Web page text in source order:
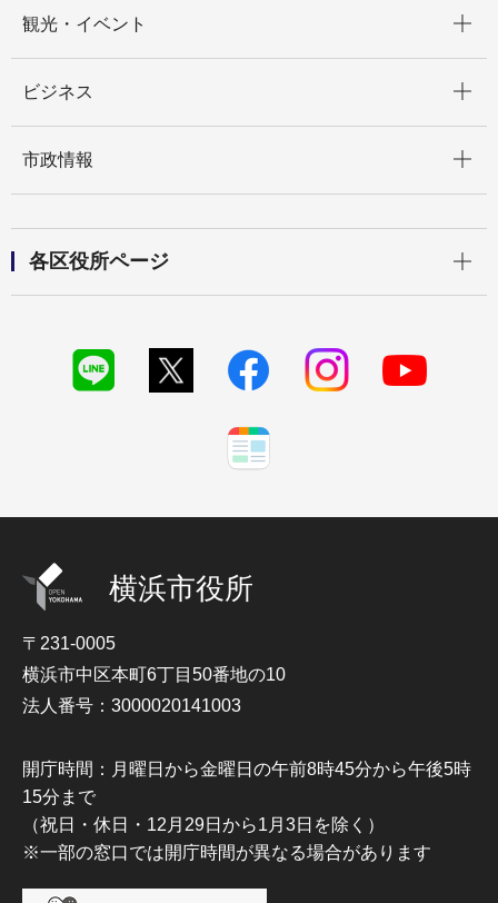
観光・イベント
ビジネス
市政情報
各区役所ページ
横浜市役所
〒231-0005
横浜市中区本町6丁目50番地の10
法人番号：3000020141003
開庁時間：月曜日から金曜日の午前8時45分から午後5時
15分まで
（祝日・休日・12月29日から1月3日を除く）
※一部の窓口では開庁時間が異なる場合があります